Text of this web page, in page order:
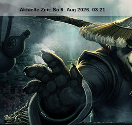
Aktuelle Zeit: So 9. Aug 2026, 03:21